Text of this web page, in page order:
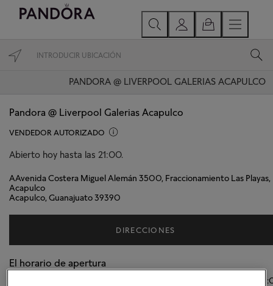
PANDORA @ LIVERPOOL GALERIAS ACAPULCO
Pandora @ Liverpool Galerias Acapulco
VENDEDOR AUTORIZADO
Abierto hoy hasta las 21:00.
AAvenida Costera Miguel Alemán 3500, Fraccionamiento Las Playas,
Acapulco
Acapulco, Guanajuato 39390
DIRECCIONES
El horario de apertura